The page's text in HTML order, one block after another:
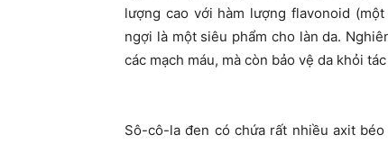
lượng cao với hàm lượng flavonoid
ngợi là một siêu phẩm cho làn da.
các mạch máu, mà còn bảo vệ da khỏi
Sô-cô-la đen có chứa rất nhiều axit